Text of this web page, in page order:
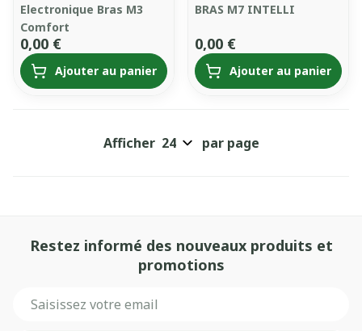
Electronique Bras M3
Comfort
0,00 €
Ajouter au panier
BRAS M7 INTELLI
0,00 €
Ajouter au panier
Afficher par page
Restez informé des nouveaux produits et
promotions